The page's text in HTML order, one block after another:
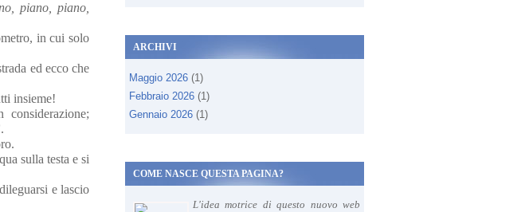
piano, piano,
in cui solo
ed ecco che
insieme!
.
sulla testa e si
e lascio
ARCHIVI
Maggio 2026 (1)
Febbraio 2026 (1)
Gennaio 2026 (1)
COME NASCE QUESTA PAGINA?
L'idea motrice di questo nuovo web